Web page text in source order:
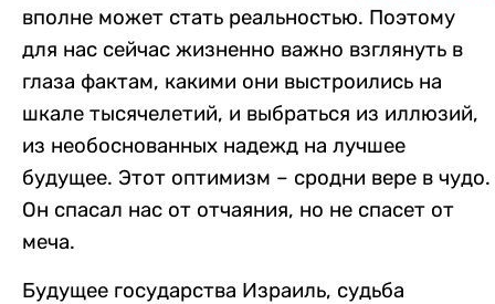
вполне может стать реальностью. Поэтому
для нас сейчас жизненно важно взглянуть в
глаза фактам, какими они выстроились на
шкале тысячелетий, и выбраться из иллюзий,
из необоснованных надежд на лучшее
будущее. Этот оптимизм – сродни вере в чудо.
Он спасал нас от отчаяния, но не спасет от
меча.
Будущее государства Израиль, судьба